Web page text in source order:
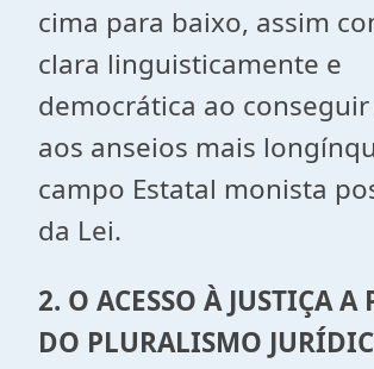
cima para baixo, assim
clara linguisticamente e
democrática ao
aos anseios mais
campo Estatal monista
da Lei.
2. O ACESSO À JUSTIÇA A
DO PLURALISMO